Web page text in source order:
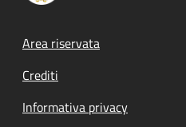
Footer menu
Area riservata
Crediti
Informativa privacy